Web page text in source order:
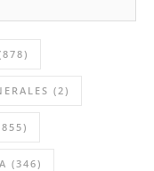
(2)
(346)